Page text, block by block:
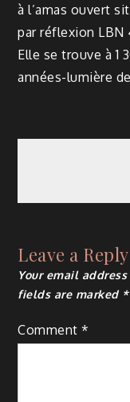
à l’amas ouvert
par réflexion LBN
Elle se trouve à 1
années-lumière
Leave a Reply
Your email
fields are marked *
Comment*